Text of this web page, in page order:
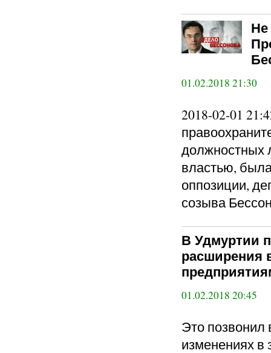
Не
01.02.2018 21:30
2018-02-01
должностных
властью,
оппозиции,
созыва
В Удмуртии
расширения
01.02.2018 20:45
Это позвонил
изменениях в